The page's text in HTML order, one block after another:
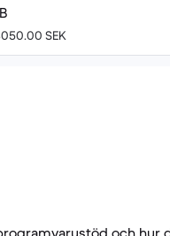
SEK
och hur